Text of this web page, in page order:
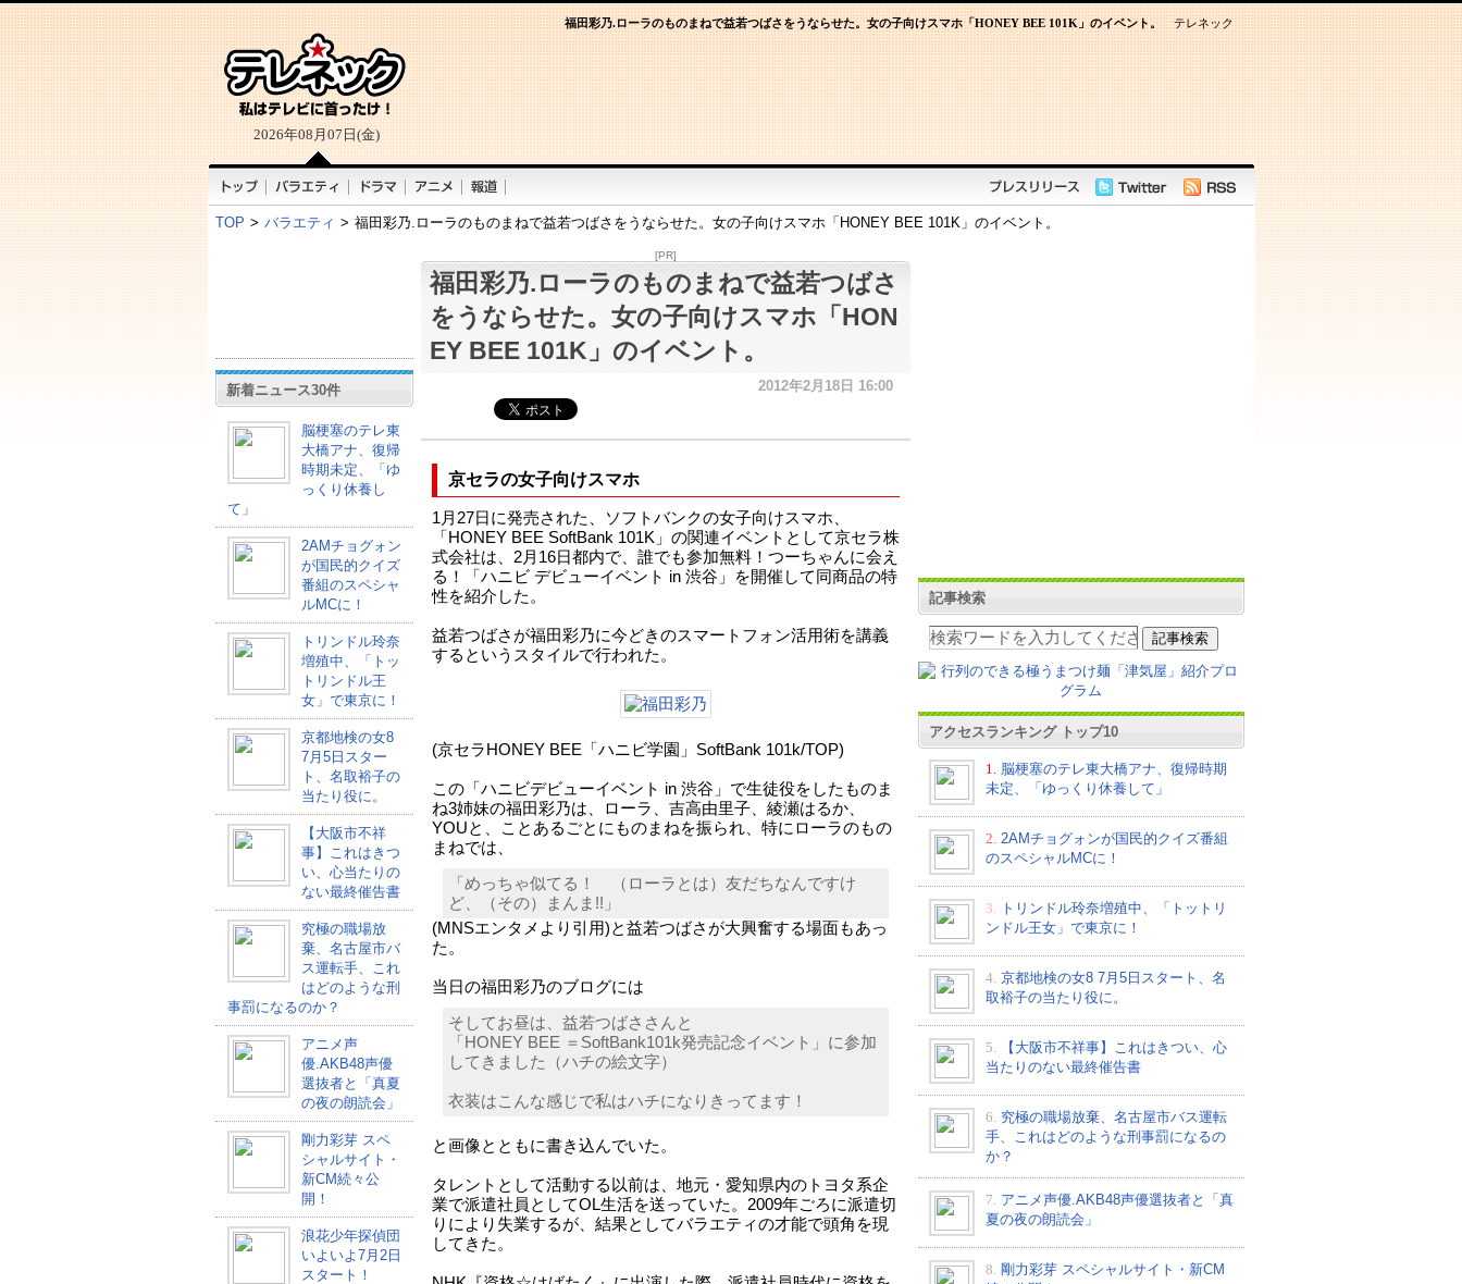
2026年08月07日(金)
テレネック
福田彩乃.ローラのものまねで益若つばさをうならせた。女の子向けスマホ「HONEY BEE 101K」のイベント。
TOP > バラエティ > 福田彩乃.ローラのものまねで益若つばさをうならせた。女の子向けスマホ「HONEY BEE 101K」のイベント。
新着ニュース30件
脳梗塞のテレ東
大橋アナ、復帰
時期未定、「ゆ
っくり休養し
て」
2AMチョグォン
が国民的クイズ
番組のスペシャ
ルMCに！
トリンドル玲奈
増殖中、「トッ
トリンドル王
女」で東京に！
京都地検の女8
7月5日スター
ト、名取裕子の
当たり役に。
【大阪市不祥
事】これはきつ
い、心当たりの
ない最終催告書
究極の職場放
棄、名古屋市バ
ス運転手、これ
はどのような刑
事罰になるのか？
アニメ声
優.AKB48声優
選抜者と「真夏
の夜の朗読会」
剛力彩芽 スペ
シャルサイト・
新CM続々公
開！
浪花少年探偵団
いよいよ7月2日
スタート！
[PR]
福田彩乃.ローラのものまねで益若つばさ
をうならせた。女の子向けスマホ「HON
EY BEE 101K」のイベント。
2012年2月18日 16:00
京セラの女子向けスマホ
1月27日に発売された、ソフトバンクの女子向けスマホ、
「HONEY BEE SoftBank 101K」の関連イベントとして京セラ株
式会社は、2月16日都内で、誰でも参加無料！つーちゃんに会え
る！「ハニビ デビューイベント in 渋谷」を開催して同商品の特
性を紹介した。
益若つばさが福田彩乃に今どきのスマートフォン活用術を講義
するというスタイルで行われた。
(京セラHONEY BEE「ハニビ学園」SoftBank 101k/TOP)
この「ハニビデビューイベント in 渋谷」で生徒役をしたものま
ね3姉妹の福田彩乃は、ローラ、吉高由里子、綾瀬はるか、
YOUと、ことあるごとにものまねを振られ、特にローラのもの
まねでは、
「めっちゃ似てる！ （ローラとは）友だちなんですけ
ど、（その）まんま!!」
(MNSエンタメより引用)と益若つばさが大興奮する場面もあっ
た。
当日の福田彩乃のブログには
そしてお昼は、益若つばささんと
「HONEY BEE ＝SoftBank101k発売記念イベント」に参加
してきました（ハチの絵文字）
衣装はこんな感じで私はハチになりきってます！
と画像とともに書き込んでいた。
タレントとして活動する以前は、地元・愛知県内のトヨタ系企
業で派遣社員としてOL生活を送っていた。2009年ごろに派遣切
りにより失業するが、結果としてバラエティの才能で頭角を現
してきた。
記事検索
アクセスランキング トップ10
1.
脳梗塞のテレ東大橋アナ、復帰時期
未定、「ゆっくり休養して」
2. 2AMチョグォンが国民的クイズ番組
のスペシャルMCに！
3.
トリンドル玲奈増殖中、「トットリ
ンドル王女」で東京に！
4. 京都地検の女8 7月5日スタート、名
取裕子の当たり役に。
5.
【大阪市不祥事】これはきつい、心
当たりのない最終催告書
6. 究極の職場放棄、名古屋市バス運転
手、これはどのような刑事罰になるの
か？
7. アニメ声優.AKB48声優選抜者と「真
夏の夜の朗読会」
8. 剛力彩芽 スペシャルサイト・新CM